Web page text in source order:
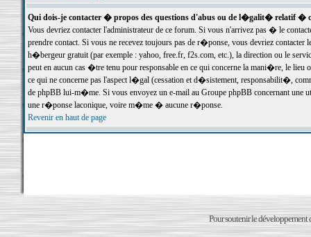
Qui dois-je contacter � propos des questions d'abus ou de l�galit� relatif �
Vous devriez contacter l'administrateur de ce forum. Si vous n'arrivez pas � le
prendre contact. Si vous ne recevez toujours pas de r�ponse, vous devriez
h�bergeur gratuit (par exemple : yahoo, free.fr, f2s.com, etc.), la direction ou le
peut en aucun cas �tre tenu pour responsable en ce qui concerne la mani�re, le
ce qui ne concerne pas l'aspect l�gal (cessation et d�sistement, responsabilit�,
de phpBB lui-m�me. Si vous envoyez un e-mail au Groupe phpBB concernant une
une r�ponse laconique, voire m�me � aucune r�ponse.
Revenir en haut de page
Pour soutenir le développement